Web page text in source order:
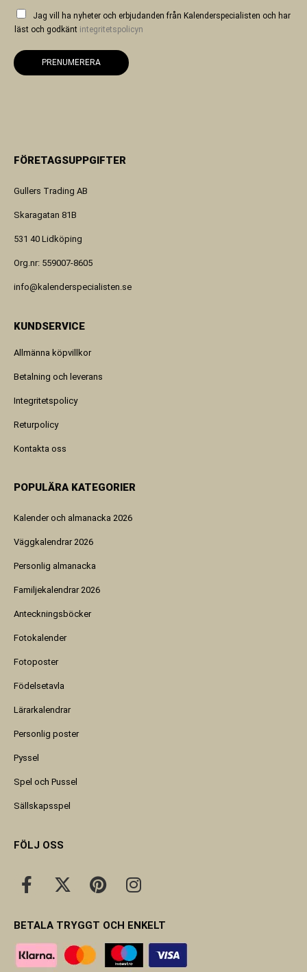
Jag vill ha nyheter och erbjudanden från Kalenderspecialisten och har
läst och godkänt integritetspolicyn
PRENUMERERA
FÖRETAGSUPPGIFTER
Gullers Trading AB
Skaragatan 81B
531 40 Lidköping
Org.nr: 559007-8605
info@kalenderspecialisten.se
KUNDSERVICE
Allmänna köpvillkor
Betalning och leverans
Integritetspolicy
Returpolicy
Kontakta oss
POPULÄRA KATEGORIER
Kalender och almanacka 2026
Väggkalendrar 2026
Personlig almanacka
Familjekalendrar 2026
Anteckningsböcker
Fotokalender
Fotoposter
Födelsetavla
Lärarkalendrar
Personlig poster
Pyssel
Spel och Pussel
Sällskapsspel
FÖLJ OSS
BETALA TRYGGT OCH ENKELT